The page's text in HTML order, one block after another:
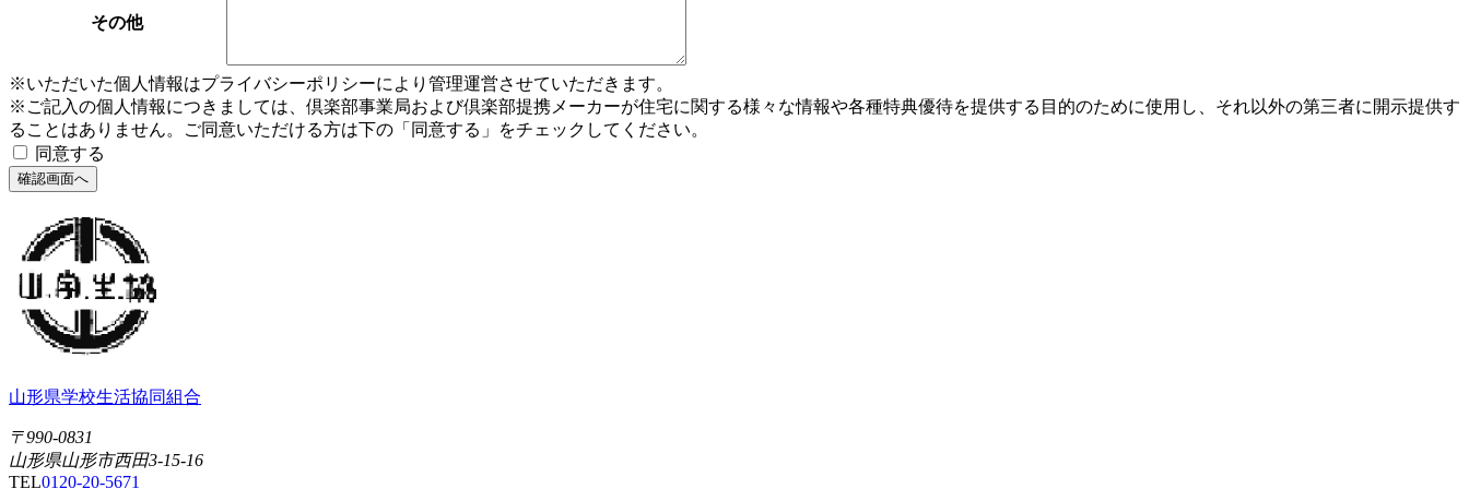
その他
※いただいた個人情報はプライバシーポリシーにより管理運営させていただきます。
※ご記入の個人情報につきましては、倶楽部事業局および倶楽部提携メーカーが住宅に関する様々な情報や各種特典優待を提供する目的のために使用し、それ以外の第三者に開示提供す
ることはありません。ご同意いただける方は下の「同意する」をチェックしてください。
同意する
山形県学校生活協同組合
〒990-0831
山形県山形市西田3-15-16
TEL0120-20-5671